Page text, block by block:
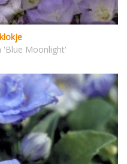
'Blue Moonlight'